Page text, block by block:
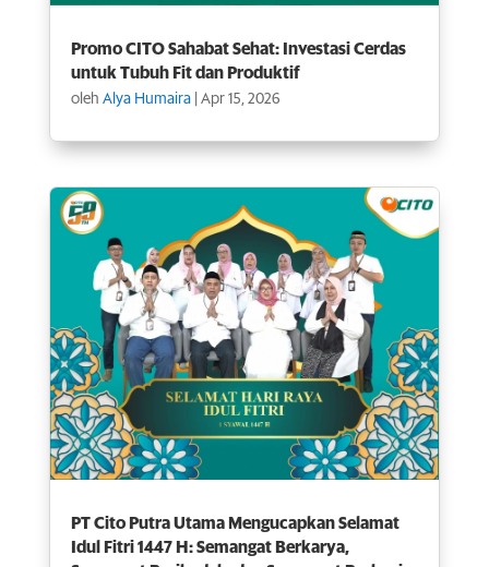
Promo CITO Sahabat Sehat: Investasi Cerdas
untuk Tubuh Fit dan Produktif
oleh Alya Humaira| Apr 15, 2026
PT Cito Putra Utama Mengucapkan Selamat
Idul Fitri 1447 H: Semangat Berkarya,